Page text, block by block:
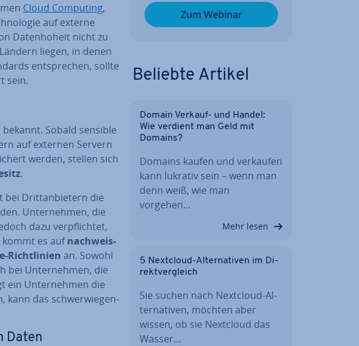
Cloud Computing,
auf externe
Da­ten­ho­heit nicht zu
liegen, in denen
ent­spre­chen, sollte
sein.
Sobald sensible
auf externen Servern
werden, stellen sich
.
bei Dritt­an­bie­tern die
Un­ter­neh­men, die
dazu ver­pflich­tet,
es aufnach­weis­
Richt­li­ni­en an. Sowohl
bei Un­ter­neh­men, die
ein Un­ter­neh­men die
kann das schwer­wie­gen­
Daten
Zum Webinar
Beliebte Artikel
Domain Verkauf- und Handel:
Wie verdient man Geld mit
Domains?
Domains kaufen und verkaufen
kann lukrativ sein – wenn man
denn weiß, wie man
vorgehen…
Mehr lesen
5 Nextcloud-Al­ter­na­ti­ven im Di­
rekt­ver­gleich
Sie suchen nach Nextcloud-Al­
ter­na­ti­ven, möchten aber
wissen, ob sie Nextcloud das
Wasser…